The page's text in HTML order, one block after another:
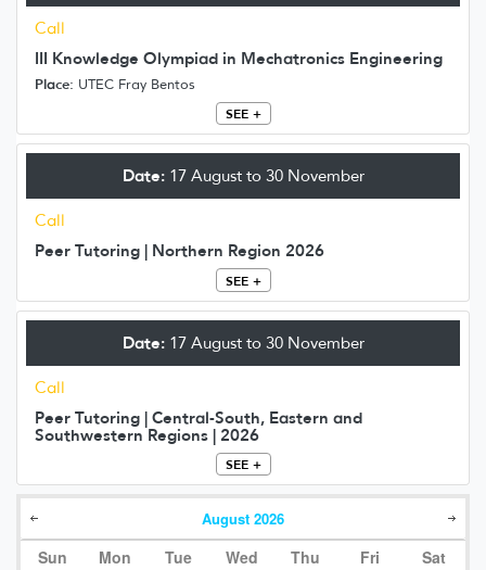
Call
III Knowledge Olympiad in Mechatronics Engineering
Place: UTEC Fray Bentos
SEE +
Date:17 August to 30 November
Call
Peer Tutoring | Northern Region 2026
SEE +
Date:17 August to 30 November
Call
Peer Tutoring | Central-South, Eastern and
Southwestern Regions | 2026
SEE +
August 2026
Sun Mon Tue Wed Thu Fri Sat